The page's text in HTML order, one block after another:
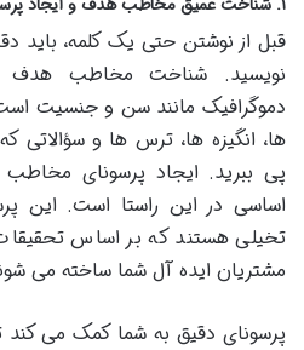
قبل از نوشتن حتی یک کلمه، باید
نویسید. شناخت مخاطب هدف
دموگرافیک مانند سن و جنسیت
ها، انگیزه ها، ترس ها و
اساسی در این راستا است. این
تخیلی هستند که بر اساس تحقیقات
مشتریان ایده آل شما ساخته می
پرسونای دقیق به شما کمک می کند